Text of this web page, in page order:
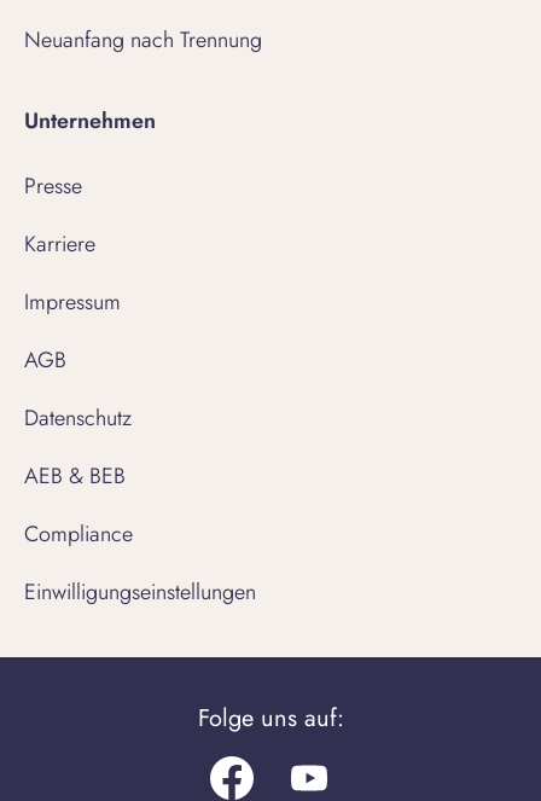
Neuanfang nach Trennung
Unternehmen
Presse
Karriere
Impressum
AGB
Datenschutz
AEB & BEB
Compliance
Einwilligungseinstellungen
Folge uns auf:
FacebookYoutube.com